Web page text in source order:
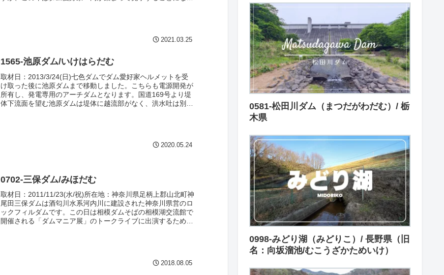
2021.03.25
1565-池原ダム/いけはらだむ
取材日：2013/3/24(日)七色ダムでダム愛好家ヘルメットを受
け取った後に池原ダムまで移動しました。こちらも電源開発が
所有し、発電専用のアーチダムとなります。国道169号より堤
体下流面を望む池原ダムは堤体に越流部がなく、洪水吐は別の
2020.05.24
0702-三保ダム/みほだむ
取材日：2011/11/23(水/祝)所在地：神奈川県足柄上郡山北町神
尾田三保ダムは酒匂川水系河内川に建設された神奈川県営のロ
ックフィルダムです。この日は相模ダムそばの相模湖交流館で
開催される「ダムマニア展」のトークライブに出演するため、
2018.08.05
0581-松田川ダム（まつだがわだむ）/ 栃
木県
0998-みどり湖（みどりこ）/ 長野県（旧
名：向坂溜池/むこうざかためいけ）